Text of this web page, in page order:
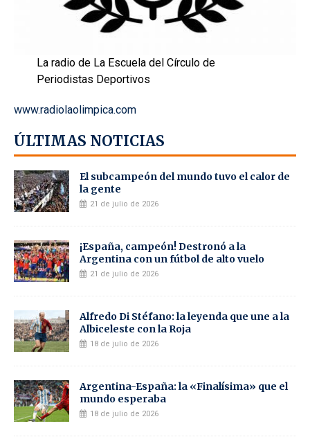
La radio de La Escuela del Círculo de
Periodistas Deportivos
www.radiolaolimpica.com
ÚLTIMAS NOTICIAS
El subcampeón del mundo tuvo el calor de
la gente
21 de julio de 2026
¡España, campeón! Destronó a la
Argentina con un fútbol de alto vuelo
21 de julio de 2026
Alfredo Di Stéfano: la leyenda que une a la
Albiceleste con la Roja
18 de julio de 2026
Argentina-España: la «Finalísima» que el
mundo esperaba
18 de julio de 2026